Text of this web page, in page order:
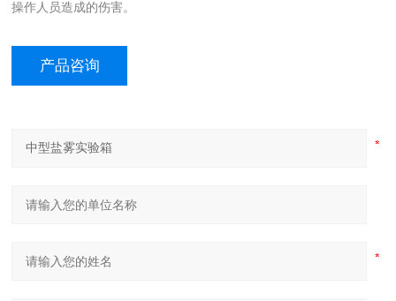
操作人员造成的伤害。
产品咨询